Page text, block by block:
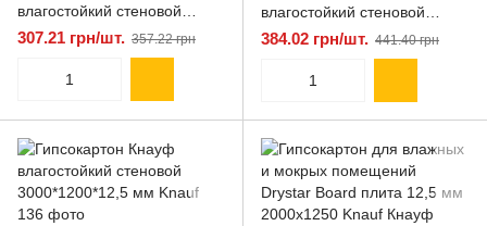
влагостойкий стеновой
2000*1200*12,5 мм Knauf
307.21 грн/шт. 357.22 грн
влагостойкий стеновой
2500*1200*12,5 мм Knauf
384.02 грн/шт. 441.40 грн